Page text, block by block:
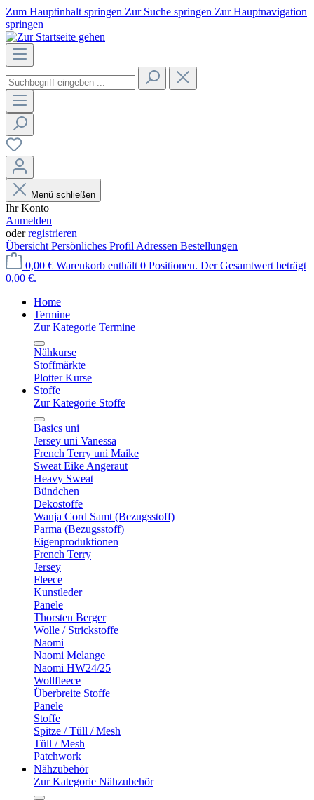
Zum Hauptinhalt springen Zur Suche springen Zur Hauptnavigation
springen
Menü schließen
Ihr Konto
Anmelden
oderregistrieren
Übersicht Persönliches Profil Adressen Bestellungen
0,00 € Warenkorb enthält 0 Positionen. Der Gesamtwert beträgt
0,00 €.
Home
Termine
Zur Kategorie Termine
Nähkurse
Stoffmärkte
Plotter Kurse
Stoffe
Zur Kategorie Stoffe
Basics uni
Jersey uni Vanessa
French Terry uni Maike
Sweat Eike Angeraut
Heavy Sweat
Bündchen
Dekostoffe
Wanja Cord Samt (Bezugsstoff)
Parma (Bezugsstoff)
Eigenproduktionen
French Terry
Jersey
Fleece
Kunstleder
Panele
Thorsten Berger
Wolle / Strickstoffe
Naomi
Naomi Melange
Naomi HW24/25
Wollfleece
Überbreite Stoffe
Panele
Stoffe
Spitze / Tüll / Mesh
Tüll / Mesh
Patchwork
Nähzubehör
Zur Kategorie Nähzubehör